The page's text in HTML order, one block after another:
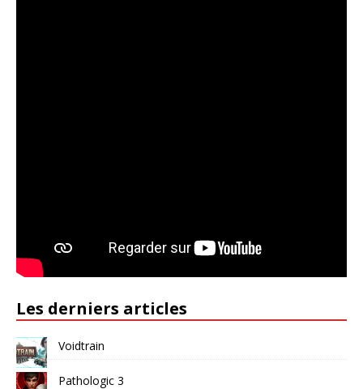
Les derniers articles
Voidtrain
Pathologic 3